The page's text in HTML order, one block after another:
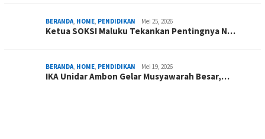
BERANDA, HOME, PENDIDIKAN Mei 25, 2026
Ketua SOKSI Maluku Tekankan Pentingnya N…
BERANDA, HOME, PENDIDIKAN Mei 19, 2026
IKA Unidar Ambon Gelar Musyawarah Besar,…